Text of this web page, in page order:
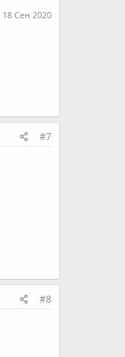
18 Сен 2020
#7
#8